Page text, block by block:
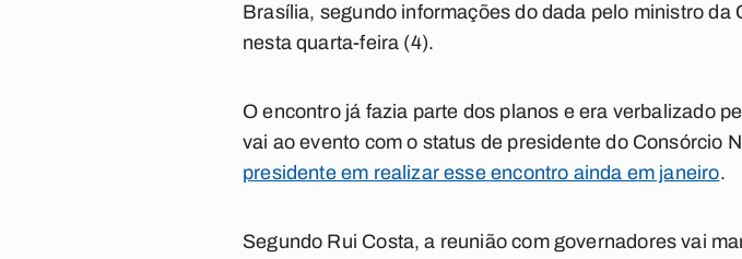
Brasília, segundo informações do dada pelo ministro
nesta quarta-feira (4).
O encontro já fazia parte dos planos e era verbalizado
vai ao evento com o status de presidente do Consórcio
presidente em realizar esse encontro ainda em janeiro.
Segundo Rui Costa, a reunião com governadores vai